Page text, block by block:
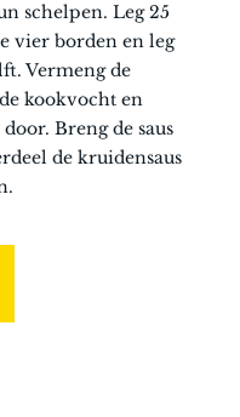
schelpen. Leg 25
vier borden en leg
Vermeng de
kookvocht en
Breng de saus
de kruidensaus